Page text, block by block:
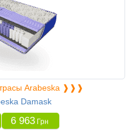
Arabeska ❱❱❱
Damask
6 963 Грн